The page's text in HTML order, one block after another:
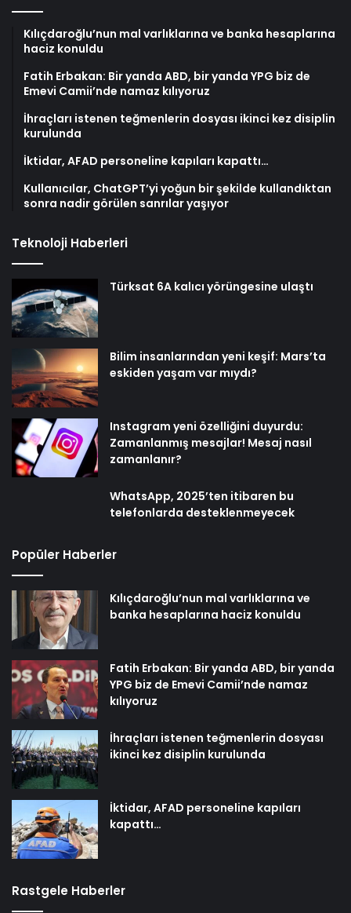
Kılıçdaroğlu’nun mal varlıklarına ve banka hesaplarına
haciz konuldu
Fatih Erbakan: Bir yanda ABD, bir yanda YPG biz de
Emevi Camii’nde namaz kılıyoruz
İhraçları istenen teğmenlerin dosyası ikinci kez disiplin
kurulunda
İktidar, AFAD personeline kapıları kapattı…
Kullanıcılar, ChatGPT’yi yoğun bir şekilde kullandıktan
sonra nadir görülen sanrılar yaşıyor
Teknoloji Haberleri
Türksat 6A kalıcı yörüngesine ulaştı
Bilim insanlarından yeni keşif: Mars’ta
eskiden yaşam var mıydı?
Instagram yeni özelliğini duyurdu:
Zamanlanmış mesajlar! Mesaj nasıl
zamanlanır?
WhatsApp, 2025’ten itibaren bu
telefonlarda desteklenmeyecek
Popüler Haberler
Kılıçdaroğlu’nun mal varlıklarına ve
banka hesaplarına haciz konuldu
Fatih Erbakan: Bir yanda ABD, bir yanda
YPG biz de Emevi Camii’nde namaz
kılıyoruz
İhraçları istenen teğmenlerin dosyası
ikinci kez disiplin kurulunda
İktidar, AFAD personeline kapıları
kapattı…
Rastgele Haberler